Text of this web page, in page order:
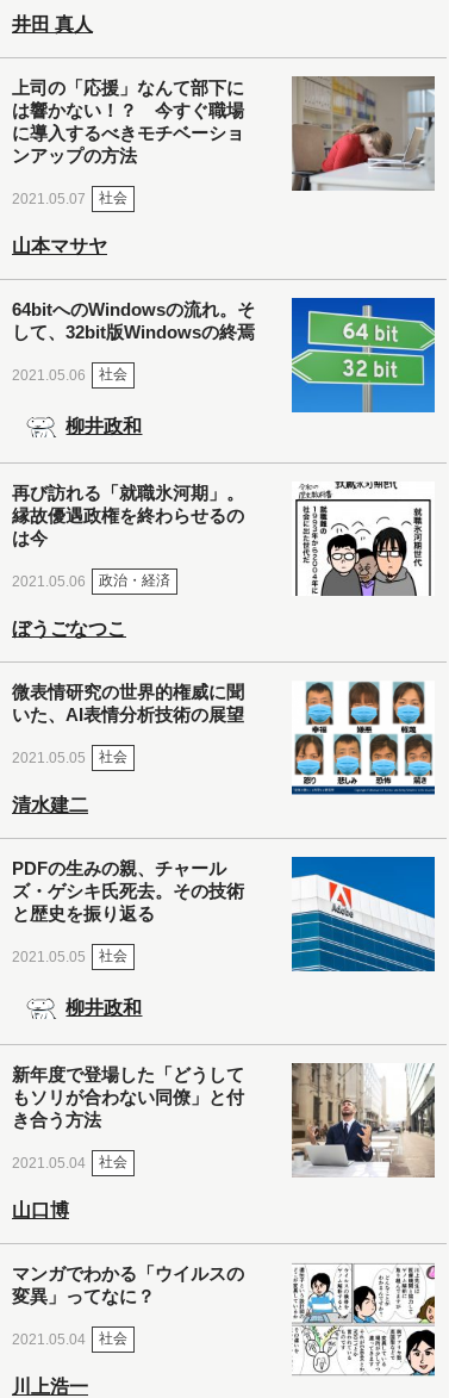
井田 真人
上司の「応援」なんて部下に
は響かない！？ 今すぐ職場
に導入するべきモチベーショ
ンアップの方法
2021.05.07 社会
山本マサヤ
64bitへのWindowsの流れ。そ
して、32bit版Windowsの終焉
2021.05.06 社会
柳井政和
再び訪れる「就職氷河期」。
縁故優遇政権を終わらせるの
は今
2021.05.06 政治・経済
ぼうごなつこ
微表情研究の世界的権威に聞
いた、AI表情分析技術の展望
2021.05.05 社会
清水建二
PDFの生みの親、チャール
ズ・ゲシキ氏死去。その技術
と歴史を振り返る
2021.05.05 社会
柳井政和
新年度で登場した「どうして
もソリが合わない同僚」と付
き合う方法
2021.05.04 社会
山口博
マンガでわかる「ウイルスの
変異」ってなに？
2021.05.04 社会
川上浩一